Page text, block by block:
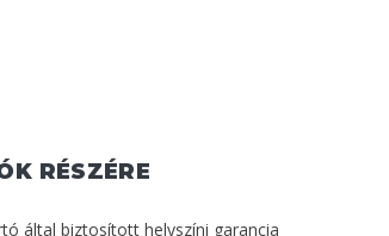
RÉSZÉRE
által biztosított helyszíni garancia